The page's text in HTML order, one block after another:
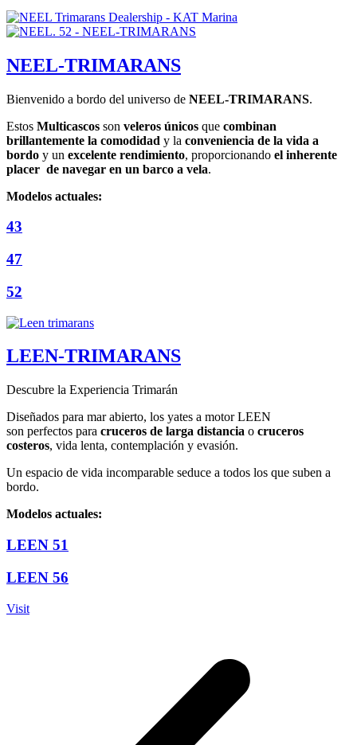
NEEL-TRIMARANS
Bienvenido a bordo del universo de NEEL-TRIMARANS.
Estos Multicascos son veleros únicos que combinan
brillantemente la comodidad y la conveniencia de la vida a
bordo y un excelente rendimiento, proporcionando el inherente
placer de navegar en un barco a vela.
Modelos actuales:
43
47
52
LEEN-TRIMARANS
Descubre la Experiencia Trimarán
Diseñados para mar abierto, los yates a motor LEEN
son perfectos para cruceros de larga distancia o cruceros
costeros, vida lenta, contemplación y evasión.
Un espacio de vida incomparable seduce a todos los que suben a
bordo.
Modelos actuales:
LEEN 51
LEEN 56
Visit